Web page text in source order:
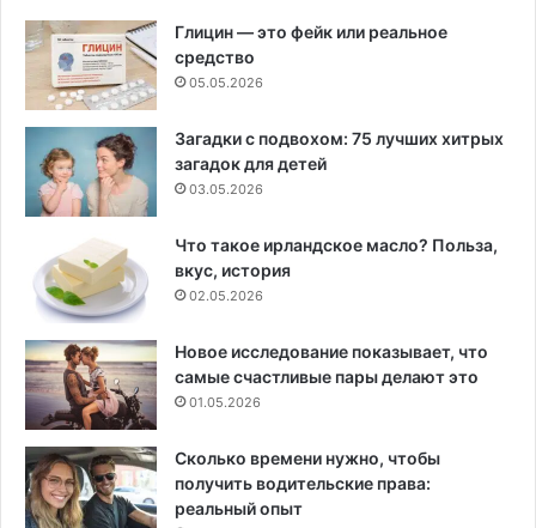
Глицин — это фейк или реальное
средство
05.05.2026
Загадки с подвохом: 75 лучших хитрых
загадок для детей
03.05.2026
Что такое ирландское масло? Польза,
вкус, история
02.05.2026
Новое исследование показывает, что
самые счастливые пары делают это
01.05.2026
Сколько времени нужно, чтобы
получить водительские права:
реальный опыт